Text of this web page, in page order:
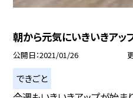
朝から元気にいきいきアッ
公開日 2021/01/26
できごと